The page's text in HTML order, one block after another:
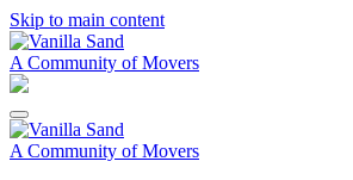
Skip to main content
A Community of Movers
A Community of Movers